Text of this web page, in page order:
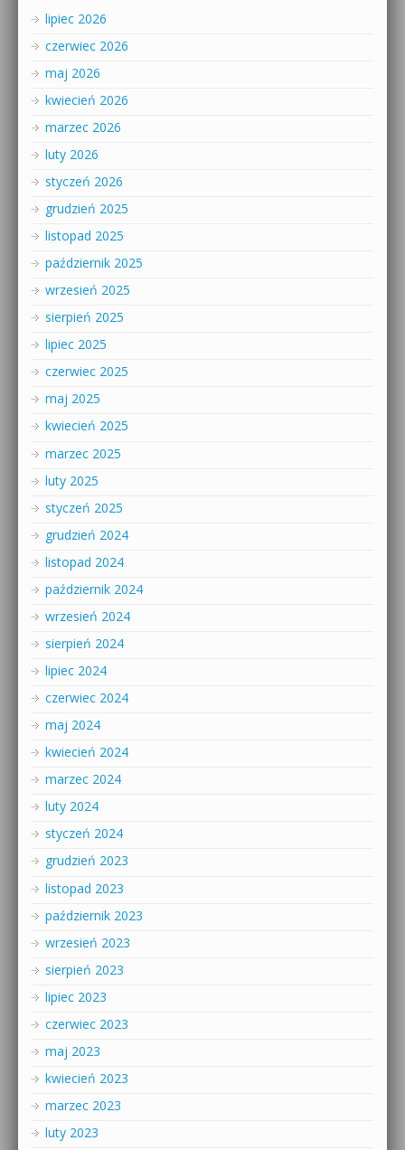
lipiec 2026
czerwiec 2026
maj 2026
kwiecień 2026
marzec 2026
luty 2026
styczeń 2026
grudzień 2025
listopad 2025
październik 2025
wrzesień 2025
sierpień 2025
lipiec 2025
czerwiec 2025
maj 2025
kwiecień 2025
marzec 2025
luty 2025
styczeń 2025
grudzień 2024
listopad 2024
październik 2024
wrzesień 2024
sierpień 2024
lipiec 2024
czerwiec 2024
maj 2024
kwiecień 2024
marzec 2024
luty 2024
styczeń 2024
grudzień 2023
listopad 2023
październik 2023
wrzesień 2023
sierpień 2023
lipiec 2023
czerwiec 2023
maj 2023
kwiecień 2023
marzec 2023
luty 2023